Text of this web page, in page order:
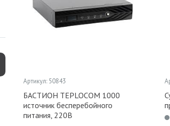
Артикул: 50843
БАСТИОН TEPLOCOM 1000
источник бесперебойного
питания, 220В